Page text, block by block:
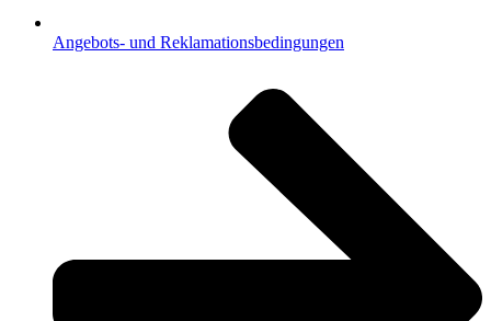
Angebots- und Reklamationsbedingungen